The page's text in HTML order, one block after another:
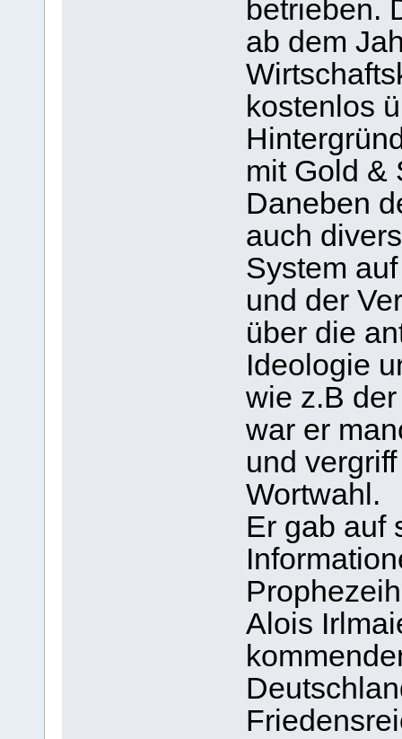
betrieben.
ab dem
kostenlos
mit Gold &
Daneben
auch
System
und der
über die
Ideologie
wie z.B
war er
und
Wortwahl.
Er gab auf
Alois